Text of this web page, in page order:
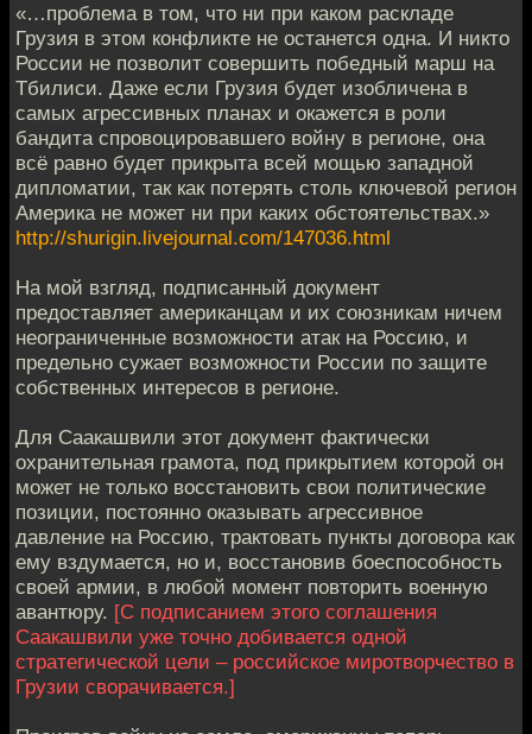
«…проблема в том, что ни при каком раскладе
Грузия в этом конфликте не останется одна. И никто
России не позволит совершить победный марш на
Тбилиси. Даже если Грузия будет изобличена в
самых агрессивных планах и окажется в роли
бандита спровоцировавшего войну в регионе, она
всё равно будет прикрыта всей мощью западной
дипломатии, так как потерять столь ключевой регион
Америка не может ни при каких обстоятельствах.»
http://shurigin.livejournal.com/147036.html
На мой взгляд, подписанный документ
предоставляет американцам и их союзникам ничем
неограниченные возможности атак на Россию, и
предельно сужает возможности России по защите
собственных интересов в регионе.
Для Саакашвили этот документ фактически
охранительная грамота, под прикрытием которой он
может не только восстановить свои политические
позиции, постоянно оказывать агрессивное
давление на Россию, трактовать пункты договора как
ему вздумается, но и, восстановив боеспособность
своей армии, в любой момент повторить военную
авантюру. [С подписанием этого соглашения
Саакашвили уже точно добивается одной
стратегической цели – российское миротворчество в
Грузии сворачивается.]